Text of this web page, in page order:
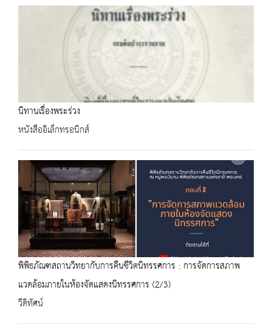
นิทานเรื่องพระร่วง
หนังสืออิเล็กทรอนิกส์
พิพิธภัณฑสถานวิทยากับการคืนชีวิตนิทรรศการ : การจัดการสภาพ
แวดล้อมภายในห้องจัดแสดงนิทรรศการ (2/3)
วีดิทัศน์